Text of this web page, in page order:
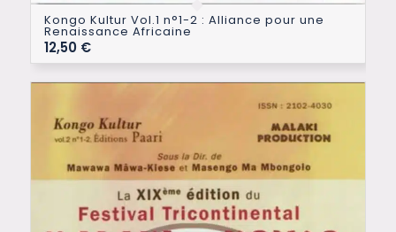
Kongo Kultur Vol.1 n°1-2 : Alliance pour une
Renaissance Africaine
12,50 €